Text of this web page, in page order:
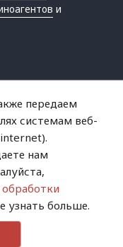
и
передаем
системам веб-
нам
узнать больше.